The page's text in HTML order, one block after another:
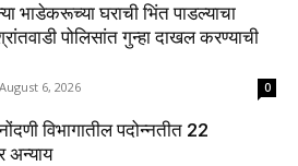
भाडेकरूच्या घराची भिंत पाडल्याचा
पोलिसांत गुन्हा दाखल करण्याची
August 6, 2026 0
विभागातील पदोन्नतीत 22
अन्याय